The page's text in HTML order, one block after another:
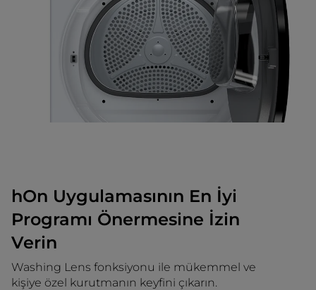
hOn Uygulamasının En İyi
Programı Önermesine İzin
Verin
Washing Lens fonksiyonu ile mükemmel ve
kişiye özel kurutmanın keyfini çıkarın.